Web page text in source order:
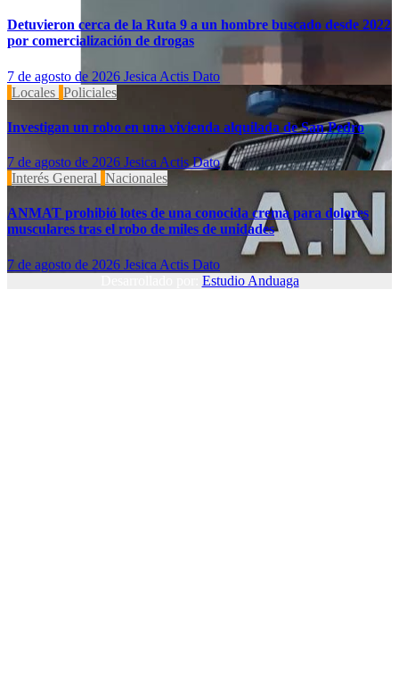
Detuvieron cerca de la Ruta 9 a un hombre buscado desde 2022
por comercialización de drogas
7 de agosto de 2026 Jesica Actis Dato
Locales Policiales
Investigan un robo en una vivienda alquilada de San Pedro
7 de agosto de 2026 Jesica Actis Dato
Interés General Nacionales
ANMAT prohibió lotes de una conocida crema para dolores
musculares tras el robo de miles de unidades
7 de agosto de 2026 Jesica Actis Dato
Estudio Anduaga